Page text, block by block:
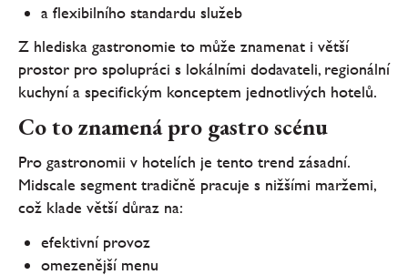
a flexibilního standardu služeb
Z hlediska gastronomie to může znamenat i větší
prostor pro spolupráci s lokálními dodavateli, regionální
kuchyní a specifickým konceptem jednotlivých hotelů.
Co to znamená pro gastro scénu
Pro gastronomii v hotelích je tento trend zásadní.
Midscale segment tradičně pracuje s nižšími maržemi,
což klade větší důraz na:
efektivní provoz
omezenější menu